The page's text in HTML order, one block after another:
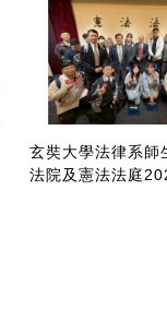
玄奘大學法律系師
法院及憲法法庭